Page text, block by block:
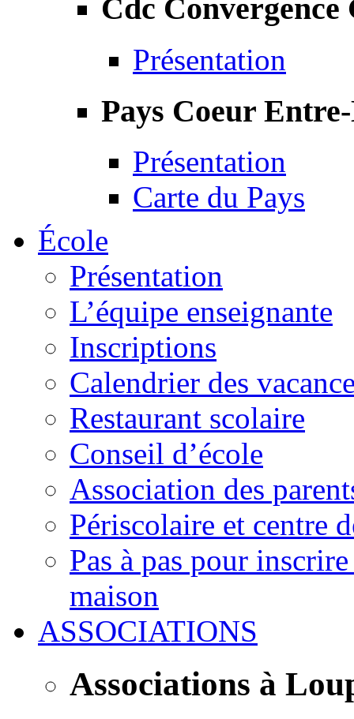
Cdc Convergence
Présentation
Pays Coeur
Présentation
Carte du Pays
École
Présentation
L’équipe enseignante
Inscriptions
Calendrier des
Restaurant scolaire
Conseil d’école
Association des
Périscolaire et centre
Pas à pas pour
maison
ASSOCIATIONS
Associations à